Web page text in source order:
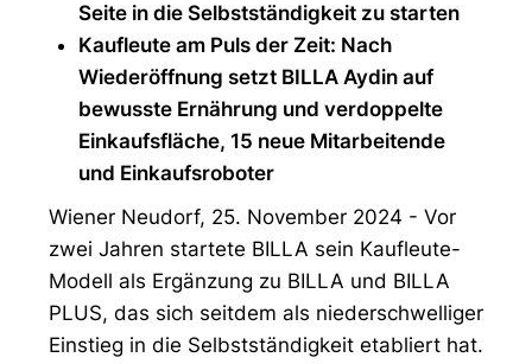
Seite in die Selbstständigkeit zu starten
Kaufleute am Puls der Zeit: Nach
Wiederöffnung setzt BILLA Aydin auf
bewusste Ernährung und verdoppelte
Einkaufsfläche, 15 neue Mitarbeitende
und Einkaufsroboter
Wiener Neudorf, 25. November 2024 - Vor
zwei Jahren startete BILLA sein Kaufleute-
Modell als Ergänzung zu BILLA und BILLA
PLUS, das sich seitdem als niederschwelliger
Einstieg in die Selbstständigkeit etabliert hat.